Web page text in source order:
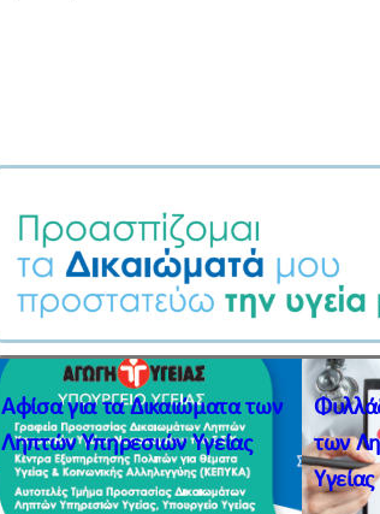
Αφίσα για τα Δικαιώματα των
Ληπτών Υπηρεσιών Υγείας
των
Υγείας